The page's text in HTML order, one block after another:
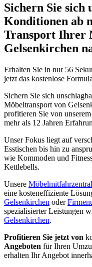
Sichern Sie sich
Konditionen ab
Transport Ihrer
Gelsenkirchen
Erhalten Sie in nur 56
jetzt das kostenlose
Sichern Sie sich
Möbeltransport von
profitieren Sie von
mehr als 12 Jahren
Unser Fokus liegt auf
Esstischen bis hin zu
wie Kommoden und
Kettlebells.
Unsere
eine kosteneffiziente
Gelsenkirchen oder
spezialisierter Leistungen
Gelsenkirchen.
Profitieren Sie jetzt von
Angeboten für Ihren
erhalten Ihr Angebot